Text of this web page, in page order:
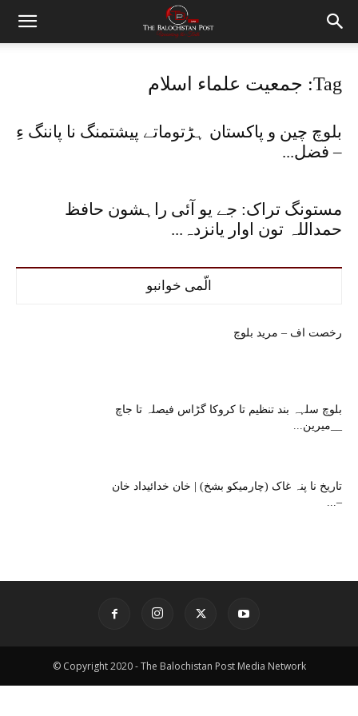
Tag: جمعیت علماء اسلام
بلوچ چین و پاکستان ہڑتوماتے پیشتمنگ نا پاننگ ءِ
– فضل...
مستونگ تراک: جے یو آئی راہشون حافظ
حمداللہ تون اوار یانزدہ...
الّمی خوانبو
رخصت اف – مرید بلوچ
بلوچ سلہہ بند تنظیم تا کروکا گڑاس فیصلہ تا جاچ
__میرین...
تاریخ نا پنہ غاک (چارمیکو بشخ) | خان خدائیداد خان
–...
© Copyright 2020 - The Balochistan Post Media Network